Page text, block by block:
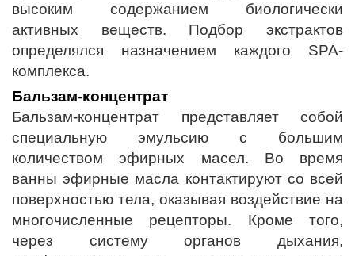
высоким содержанием биологически
активных веществ. Подбор экстрактов
определялся назначением каждого SPA-
комплекса.
Бальзам-концентрат
Бальзам-концентрат представляет собой
специальную эмульсию с большим
количеством эфирных масел. Во время
ванны эфирные масла контактируют со всей
поверхностью тела, оказывая воздействие на
многочисленные рецепторы. Кроме того,
через систему органов дыхания,